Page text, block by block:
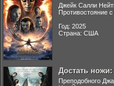
Джейк Салли
Противостояние с
Год: 2025
Страна: США
Достать
Преподобного